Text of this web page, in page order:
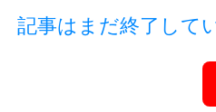
記事はまだ終了して